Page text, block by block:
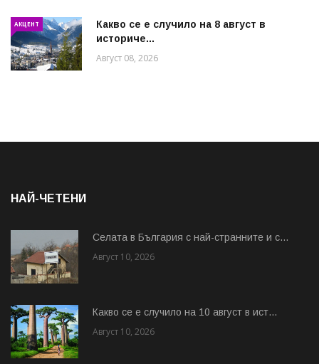
АКЦЕНТ
Какво се е случило на 8 август в
историче...
Август 08, 2026
НАЙ-ЧЕТЕНИ
Cелата в България с най-странните и с...
Август 10, 2026
Какво се е случило на 10 август в ист...
Август 10, 2026